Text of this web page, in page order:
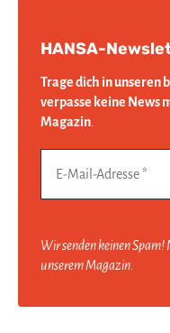
HANSA-
Trage dich in unseren
verpasse keine News
Magazin
Wir senden keinen
unserem Magazin.